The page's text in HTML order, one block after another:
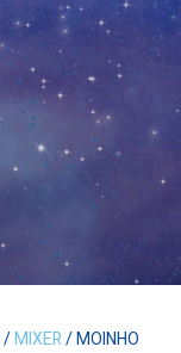
/MIXER/ MOINHO